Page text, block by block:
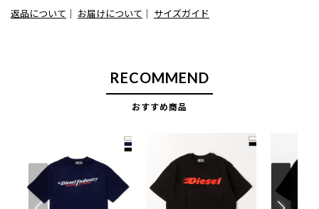
返品について ｜ お届けについて ｜ サイズガイド
RECOMMEND
おすすめ商品